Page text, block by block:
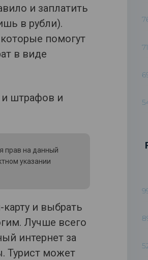
и заплатить
в рубли).
помогут
в виде
прав на данный
указании
и выбрать
Лучше всего
интернет за
Турист может